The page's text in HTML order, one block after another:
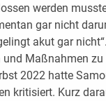
werden
gar nicht
akut gar
Maßnahmen
2022 hatte
kritisiert. Kurz